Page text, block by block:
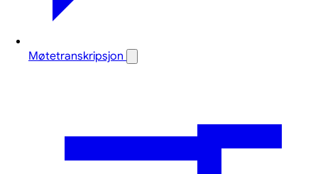
Møtetranskripsjon